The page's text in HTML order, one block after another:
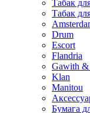
Табак
Табак
Drum
Escort
Flandria
Gawith &
Klan
Manitou
Бумага